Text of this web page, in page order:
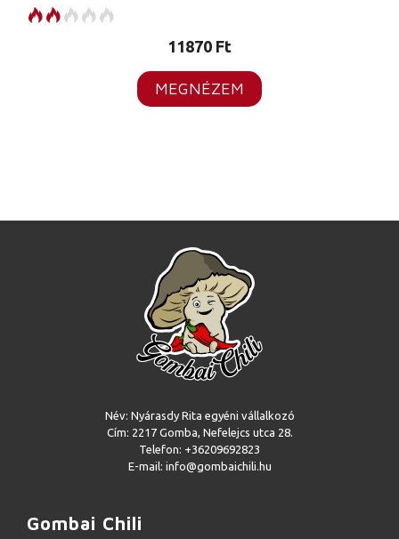
11870 Ft
MEGNÉZEM
Név: Nyárasdy Rita egyéni vállalkozó
Cím: 2217 Gomba, Nefelejcs utca 28.
Telefon: +36209692823
E-mail: info@gombaichili.hu
Gombai Chili